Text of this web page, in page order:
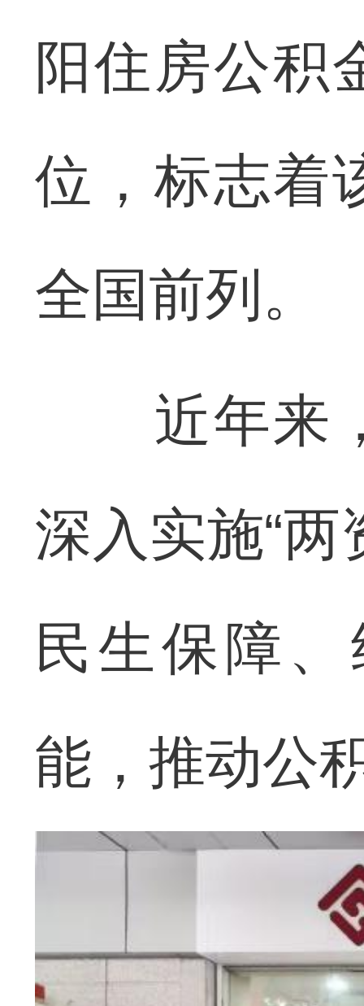
阳住房公积
位，标志着
全国前列。
近年来，
深入实施“
民生保障
能，推动公